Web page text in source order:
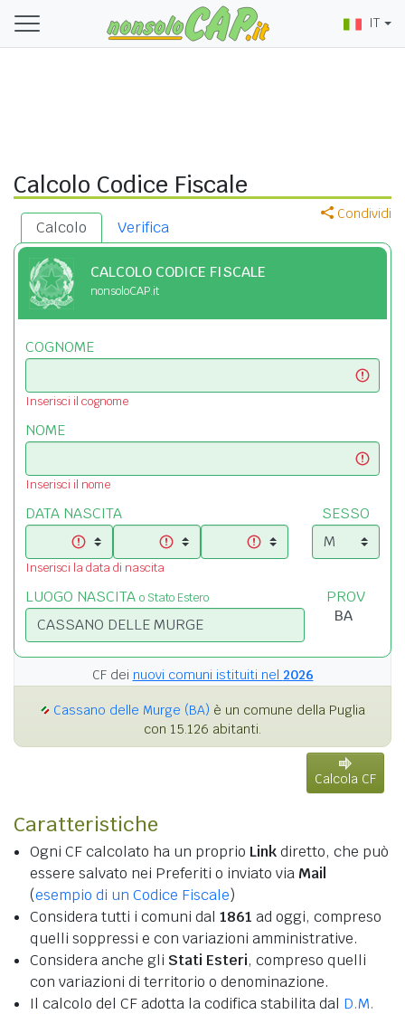
IT
Calcolo Codice Fiscale
Condividi
Calcolo Verifica
CALCOLO CODICE FISCALE
nonsoloCAP.it
COGNOME
Inserisci il cognome
NOME
Inserisci il nome
DATA NASCITA
Inserisci la data di nascita
SESSO
LUOGO NASCITA o Stato Estero PROV
CF dei nuovi comuni istituiti nel 2026
Cassano delle Murge (BA) è un comune della Puglia
con 15.126 abitanti.
Calcola CF
Caratteristiche
Ogni CF calcolato ha un proprio Linkdiretto, che può
essere salvato nei Preferiti o inviato via Mail
(esempio di un Codice Fiscale)
Considera tutti i comuni dal 1861 ad oggi, compreso
quelli soppressi e con variazioni amministrative.
Considera anche gli Stati Esteri, compreso quelli
con variazioni di territorio o denominazione.
Il calcolo del CF adotta la codifica stabilita dal D.M.